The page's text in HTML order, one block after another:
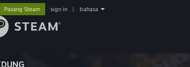
Pasang Steam sign in bahasa